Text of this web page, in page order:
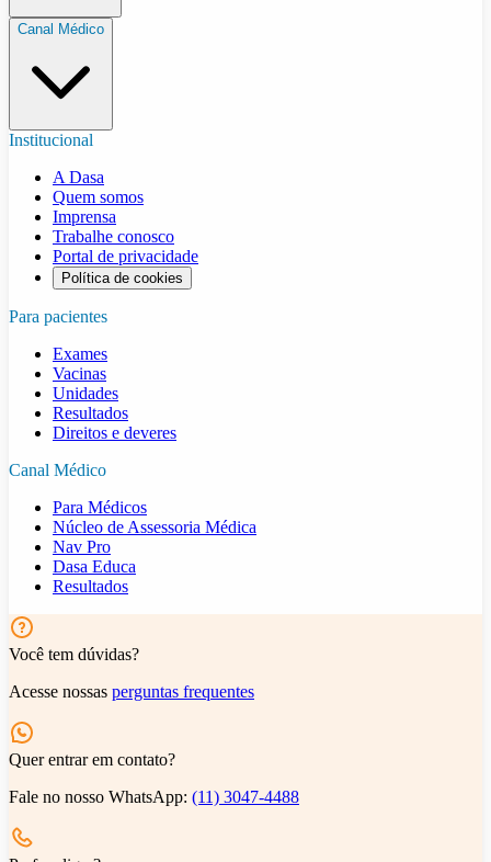
Canal Médico
Institucional
A Dasa
Quem somos
Imprensa
Trabalhe conosco
Portal de privacidade
Política de cookies
Para pacientes
Exames
Vacinas
Unidades
Resultados
Direitos e deveres
Canal Médico
Para Médicos
Núcleo de Assessoria Médica
Nav Pro
Dasa Educa
Resultados
Você tem dúvidas?
Acesse nossas perguntas frequentes
Quer entrar em contato?
Fale no nosso WhatsApp: (11) 3047-4488